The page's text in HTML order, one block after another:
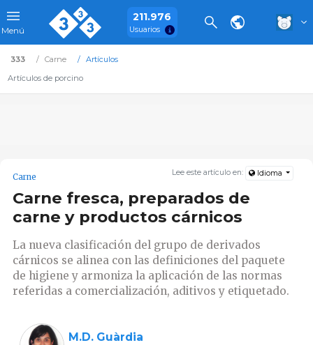
Menú
211.976
Usuarios
333 Carne
Artículos
Artículos de porcino
Lee este artículo en: Idioma
Carne
Carne fresca, preparados de
carne y productos cárnicos
La nueva clasificación del grupo de derivados
cárnicos se alinea con las definiciones del paquete
de higiene y armoniza la aplicación de las normas
referidas a comercialización, aditivos y etiquetado.
M.D. Guàrdia